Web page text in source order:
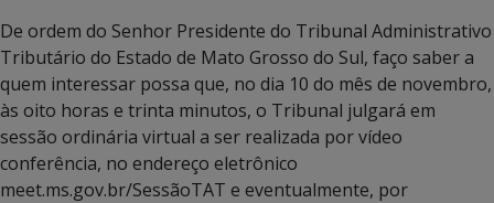
De ordem do Senhor Presidente do Tribunal Administrativo
Tributário do Estado de Mato Grosso do Sul, faço saber a
quem interessar possa que, no dia 10 do mês de novembro,
às oito horas e trinta minutos, o Tribunal julgará em
sessão ordinária virtual a ser realizada por vídeo
conferência, no endereço eletrônico
meet.ms.gov.br/SessãoTAT e eventualmente, por